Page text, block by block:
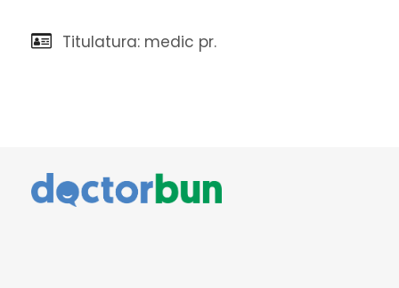
Titulatura: medic pr.